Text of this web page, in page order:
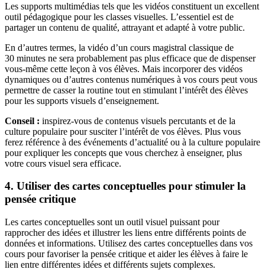
Les supports multimédias tels que les vidéos constituent un excellent
outil pédagogique pour les classes visuelles. L’essentiel est de
partager un contenu de qualité, attrayant et adapté à votre public.
En d’autres termes, la vidéo d’un cours magistral classique de
30 minutes ne sera probablement pas plus efficace que de dispenser
vous-même cette leçon à vos élèves. Mais incorporer des vidéos
dynamiques ou d’autres contenus numériques à vos cours peut vous
permettre de casser la routine tout en stimulant l’intérêt des élèves
pour les supports visuels d’enseignement.
Conseil : inspirez-vous de contenus visuels percutants et de la
culture populaire pour susciter l’intérêt de vos élèves. Plus vous
ferez référence à des événements d’actualité ou à la culture populaire
pour expliquer les concepts que vous cherchez à enseigner, plus
votre cours visuel sera efficace.
4. Utiliser des cartes conceptuelles pour stimuler la
pensée critique
Les cartes conceptuelles sont un outil visuel puissant pour
rapprocher des idées et illustrer les liens entre différents points de
données et informations. Utilisez des cartes conceptuelles dans vos
cours pour favoriser la pensée critique et aider les élèves à faire le
lien entre différentes idées et différents sujets complexes.